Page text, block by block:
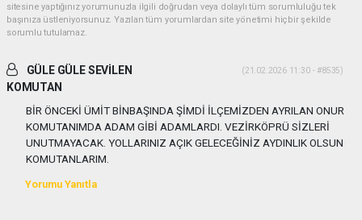
sitesine yaptığınız yorumunuzla ilgili doğrudan veya dolaylı tüm sorumluluğu tek
başınıza üstleniyorsunuz. Yazılan tüm yorumlardan site yönetimi hiçbir şekilde
sorumlu tutulamaz.
GÜLE GÜLE SEVİLEN
KOMUTAN
(21.02.2026 11:30 - #8535)
BİR ÖNCEKİ ÜMİT BİNBAŞINDA ŞİMDİ İLÇEMİZDEN AYRILAN ONUR
KOMUTANIMDA ADAM GİBİ ADAMLARDI. VEZİRKÖPRÜ SİZLERİ
UNUTMAYACAK. YOLLARINIZ AÇIK GELECEĞİNİZ AYDINLIK OLSUN
KOMUTANLARIM.
Yorumu Yanıtla